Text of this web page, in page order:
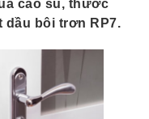
cao su, thước
dầu bôi trơn RP7.